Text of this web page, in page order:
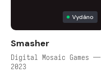
Vydáno
Smasher
Digital Mosaic Games —
2023